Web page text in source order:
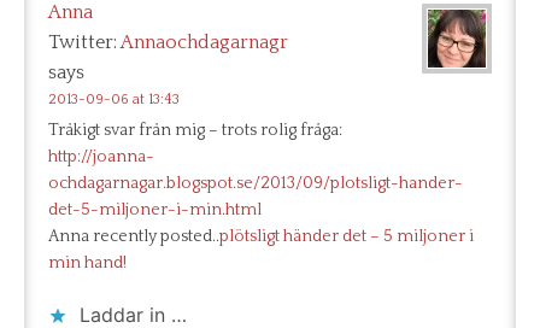
Anna
Twitter:Annaochdagarnagr
says
2013-09-06 at 13:43
Tråkigt svar från mig – trots rolig fråga:
http://joanna-
ochdagarnagar.blogspot.se/2013/09/plotsligt-hander-
det-5-miljoner-i-min.html
Anna recently posted..plötsligt händer det – 5 miljoner i
min hand!
Laddar in …